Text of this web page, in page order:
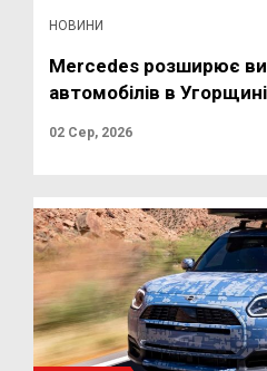
НОВИНИ
Mercedes розширює
автомобілів в Угорщині
02 Сер, 2026